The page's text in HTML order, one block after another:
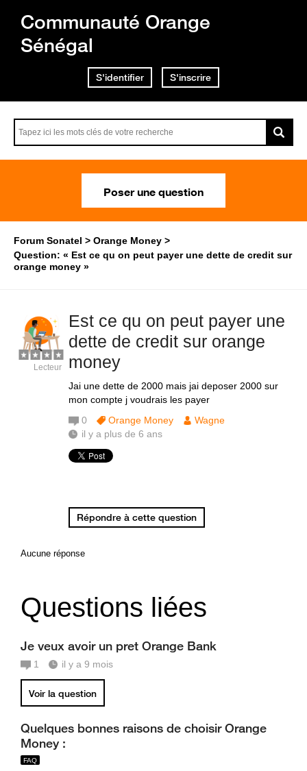
Communauté Orange
Sénégal
S'identifier S'inscrire
Poser une question
Forum Sonatel
Orange Money
Question: « Est ce qu on peut payer une dette de credit sur
orange money »
Est ce qu on peut payer une
dette de credit sur orange
money
Jai une dette de 2000 mais jai deposer 2000 sur
mon compte j voudrais les payer
Lecteur
0 Orange Money
Wagne
il y a plus de 6 ans
Répondre à cette question
Aucune réponse
Questions liées
Je veux avoir un pret Orange Bank
1 il y a 9 mois
Voir la question
Quelques bonnes raisons de choisir Orange
Money :